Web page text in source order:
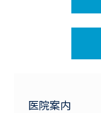
医院案内